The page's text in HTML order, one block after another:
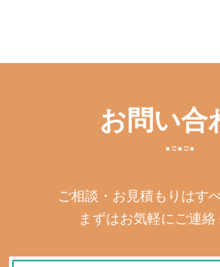
お問い合
ご相談・お見積もりはす
まずはお気軽にご連絡